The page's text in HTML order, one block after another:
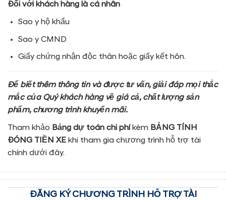
Đối với khách hàng là cá nhân
Sao y hộ khẩu
Sao y CMND
Giấy chứng nhận độc thân hoặc giấy kết hôn.
Để biết thêm thông tin và được tư vấn, giải đáp mọi thắc
mắc của Quý khách hàng về giá cả, chất lượng sản
phẩm, chương trình khuyến mãi.
Tham khảo Bảng dự toán chi phí kèm BẢNG TÍNH
ĐÓNG TIỀN XE khi tham gia chương trình hỗ trợ tài
chính dưới đây.
ĐĂNG KÝ CHƯƠNG TRÌNH HỖ TRỢ TÀI